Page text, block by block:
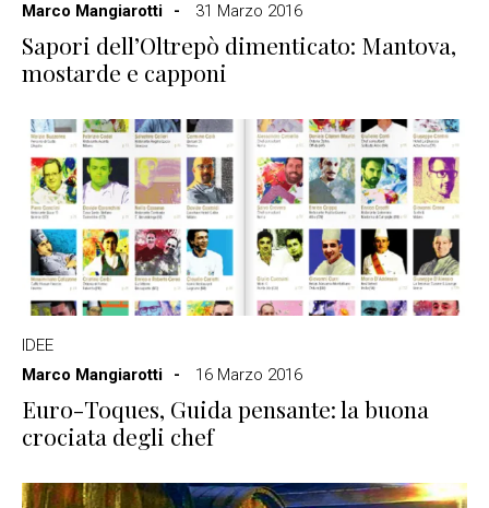
Marco Mangiarotti
31 Marzo 2016
Sapori dell’Oltrepò dimenticato: Mantova,
mostarde e capponi
IDEE
Marco Mangiarotti
16 Marzo 2016
Euro-Toques, Guida pensante: la buona
crociata degli chef